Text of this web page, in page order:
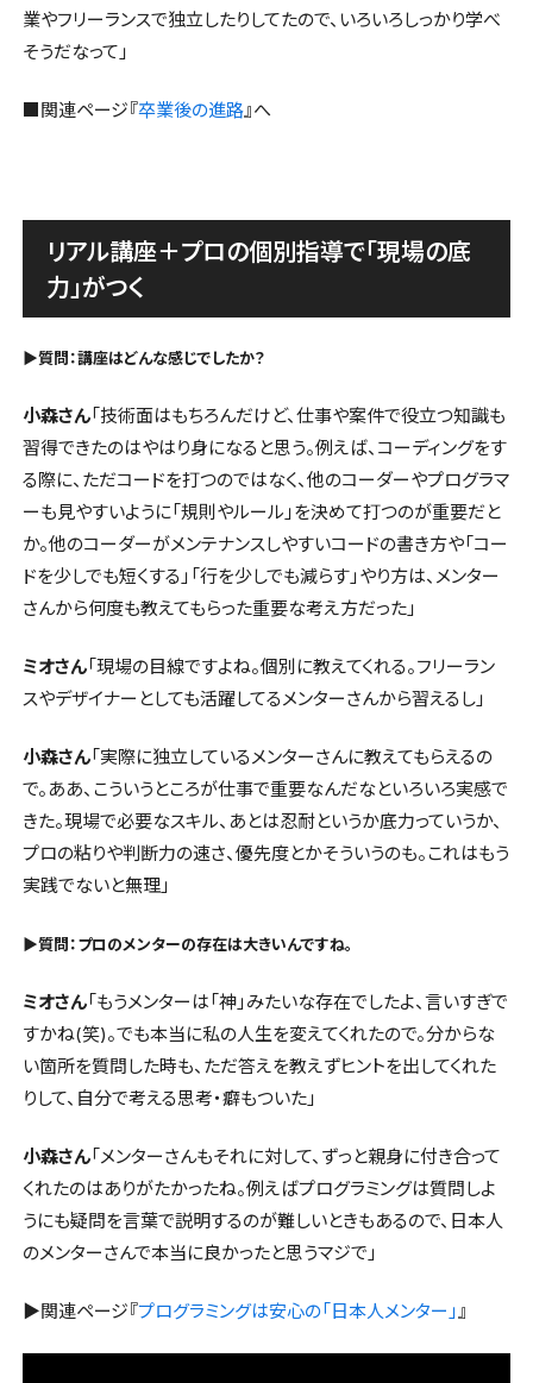
業やフリーランスで独立したりしてたので、いろいろしっかり学べ
そうだなって」
■関連ページ『卒業後の進路』へ
リアル講座＋プロの個別指導で「現場の底
力」がつく
▶︎質問：講座はどんな感じでしたか？
小森さん「技術面はもちろんだけど、仕事や案件で役立つ知識も
習得できたのはやはり身になると思う。例えば、コーディングをす
る際に、ただコードを打つのではなく、他のコーダーやプログラマ
ーも見やすいように「規則やルール」を決めて打つのが重要だと
か。他のコーダーがメンテナンスしやすいコードの書き方や「コー
ドを少しでも短くする」「行を少しでも減らす」やり方は、メンター
さんから何度も教えてもらった重要な考え方だった」
ミオさん「現場の目線ですよね。個別に教えてくれる。フリーラン
スやデザイナーとしても活躍してるメンターさんから習えるし」
小森さん「実際に独立しているメンターさんに教えてもらえるの
で。ああ、こういうところが仕事で重要なんだなといろいろ実感で
きた。現場で必要なスキル、あとは忍耐というか底力っていうか、
プロの粘りや判断力の速さ、優先度とかそういうのも。これはもう
実践でないと無理」
▶︎質問：プロのメンターの存在は大きいんですね。
ミオさん「もうメンターは「神」みたいな存在でしたよ、言いすぎで
すかね(笑)。でも本当に私の人生を変えてくれたので。分からな
い箇所を質問した時も、ただ答えを教えずヒントを出してくれた
りして、自分で考える思考・癖もついた」
小森さん「メンターさんもそれに対して、ずっと親身に付き合って
くれたのはありがたかったね。例えばプログラミングは質問しよ
うにも疑問を言葉で説明するのが難しいときもあるので、日本人
のメンターさんで本当に良かったと思うマジで」
▶関連ページ『プログラミングは安心の「日本人メンター」』